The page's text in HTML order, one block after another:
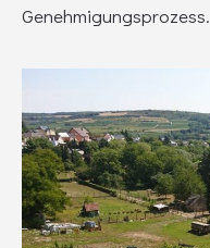
Genehmigungsprozess.